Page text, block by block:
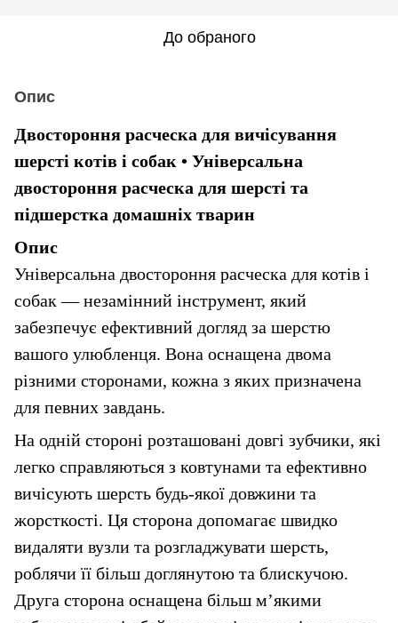
До обраного
Опис
Двостороння расческа для вичісування
шерсті котів і собак • Універсальна
двостороння расческа для шерсті та
підшерстка домашніх тварин
Опис
Універсальна двостороння расческа для котів і
собак — незамінний інструмент, який
забезпечує ефективний догляд за шерстю
вашого улюбленця. Вона оснащена двома
різними сторонами, кожна з яких призначена
для певних завдань.
На одній стороні розташовані довгі зубчики, які
легко справляються з ковтунами та ефективно
вичісують шерсть будь-якої довжини та
жорсткості. Ця сторона допомагає швидко
видаляти вузли та розгладжувати шерсть,
роблячи її більш доглянутою та блискучою.
Друга сторона оснащена більш м’якими